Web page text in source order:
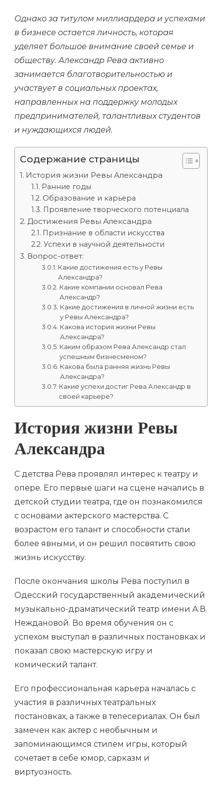
Однако за титулом миллиардера и успехами
в бизнесе остается личность, которая
уделяет большое внимание своей семье и
обществу. Александр Рева активно
занимается благотворительностью и
участвует в социальных проектах,
направленных на поддержку молодых
предпринимателей, талантливых студентов
и нуждающихся людей.
Содержание страницы
История жизни Ревы Александра
Ранние годы
Образование и карьера
Проявление творческого потенциала
Достижения Ревы Александра
Признание в области искусства
Успехи в научной деятельности
Вопрос-ответ:
Какие достижения есть у Ревы
Александра?
Какие компании основал Рева
Александр?
Какие достижения в личной жизни есть
у Ревы Александра?
Какова история жизни Ревы
Александра?
Каким образом Рева Александр стал
успешным бизнесменом?
Какова была ранняя жизнь Ревы
Александра?
Какие успехи достиг Рева Александр в
своей карьере?
История жизни Ревы
Александра
С детства Рева проявлял интерес к театру и
опере. Его первые шаги на сцене начались в
детской студии театра, где он познакомился
с основами актерского мастерства. С
возрастом его талант и способности стали
более явными, и он решил посвятить свою
жизнь искусству.
После окончания школы Рева поступил в
Одесский государственный академический
музыкально-драматический театр имени А.В.
Неждановой. Во время обучения он с
успехом выступал в различных постановках и
показал свою мастерскую игру и
комический талант.
Его профессиональная карьера началась с
участия в различных театральных
постановках, а также в телесериалах. Он был
замечен как актер с необычным и
запоминающимся стилем игры, который
сочетает в себе юмор, сарказм и
виртуозность.